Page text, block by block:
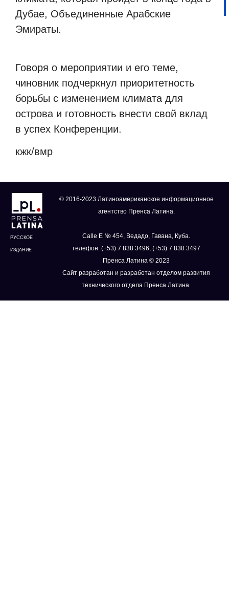
Дубае, Объединенные Арабские
Эмираты.
Говоря о мероприятии и его теме,
чиновник подчеркнул приоритетность
борьбы с изменением климата для
острова и готовность внести свой вклад
в успех Конференции.
кжк/вмр
РУССКОЕ
ИЗДАНИЕ
© 2016-2023 Латиноамериканское информационное
агентство Пренса Латина.
Calle E № 454, Ведадо, Гавана, Куба.
телефон: (+53) 7 838 3496, (+53) 7 838 3497
Пренса Латина © 2023
Сайт разработан и разработан отделом развития
технического отдела Пренса Латина.